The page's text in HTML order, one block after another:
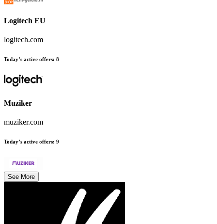
Logitech EU
logitech.com
Today’s active offers: 8
Muziker
muziker.com
Today’s active offers: 9
See More